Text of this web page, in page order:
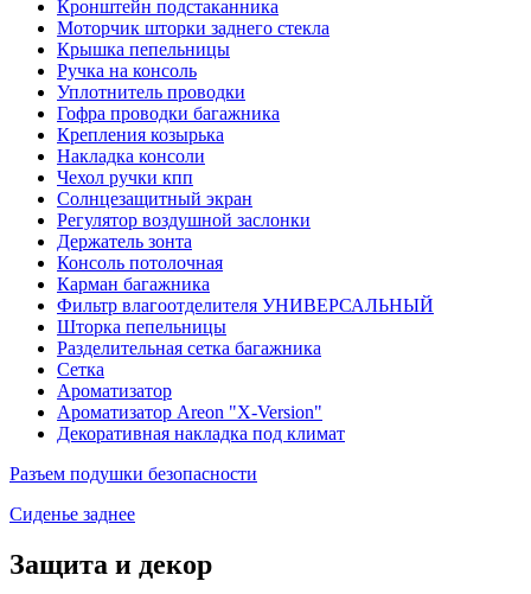
Кронштейн подстаканника
Моторчик шторки заднего стекла
Крышка пепельницы
Ручка на консоль
Уплотнитель проводки
Гофра проводки багажника
Крепления козырька
Накладка консоли
Чехол ручки кпп
Солнцезащитный экран
Регулятор воздушной заслонки
Держатель зонта
Консоль потолочная
Карман багажника
Фильтр влагоотделителя УНИВЕРСАЛЬНЫЙ
Шторка пепельницы
Разделительная сетка багажника
Сетка
Ароматизатор
Ароматизатор Areon "X-Version"
Декоративная накладка под климат
Разъем подушки безопасности
Сиденье заднее
Защита и декор